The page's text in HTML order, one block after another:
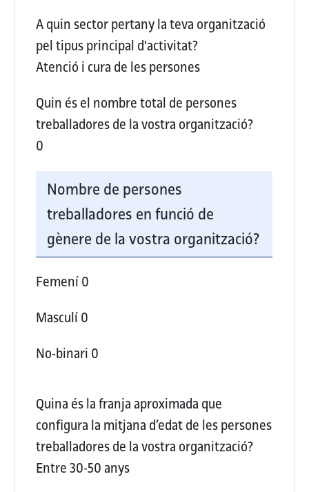
A quin sector pertany la teva organització
pel tipus principal d'activitat?
Atenció i cura de les persones
Quin és el nombre total de persones
treballadores de la vostra organització?
0
Nombre de persones
treballadores en funció de
gènere de la vostra organització?
Femení0
Masculí0
No-binari 0
Quina és la franja aproximada que
configura la mitjana d’edat de les persones
treballadores de la vostra organització?
Entre 30-50 anys